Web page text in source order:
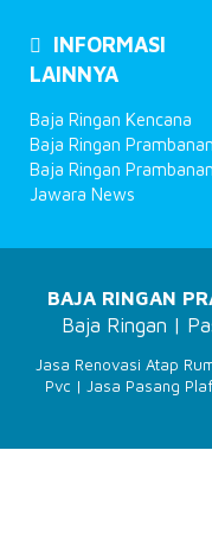
INFORMASI
LAINNYA
Baja Ringan Kencana
Baja Ringan Prambanan
Baja Ringan Prambanan
Jawara News
BAJA RINGAN
Baja Ringan |
Jasa Renovasi Atap
Pvc | Jasa Pasang